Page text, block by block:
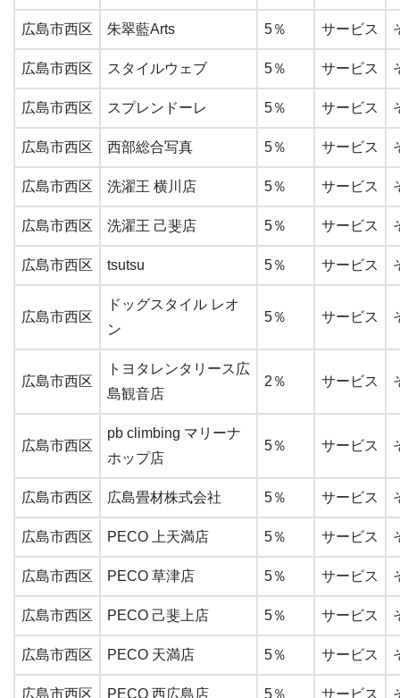
広島市西区 朱翠藍Arts 5％ サービス
広島市西区 スタイルウェブ 5％ サービス
広島市西区 スプレンドーレ 5％ サービス
広島市西区 西部総合写真 5％ サービス
広島市西区 洗濯王 横川店 5％ サービス
広島市西区 洗濯王 己斐店 5％ サービス
広島市西区 tsutsu 5％ サービス
広島市西区
ドッグスタイル レオ
ン
5％ サービス
広島市西区
トヨタレンタリース広
島観音店
2％ サービス
広島市西区
pb climbing マリーナ
ホップ店
5％ サービス
広島市西区 広島畳材株式会社 5％ サービス
広島市西区 PECO 上天満店 5％ サービス
広島市西区 PECO 草津店 5％ サービス
広島市西区 PECO 己斐上店 5％ サービス
広島市西区 PECO 天満店 5％ サービス
広島市西区 PECO 西広島店 5％ サービス